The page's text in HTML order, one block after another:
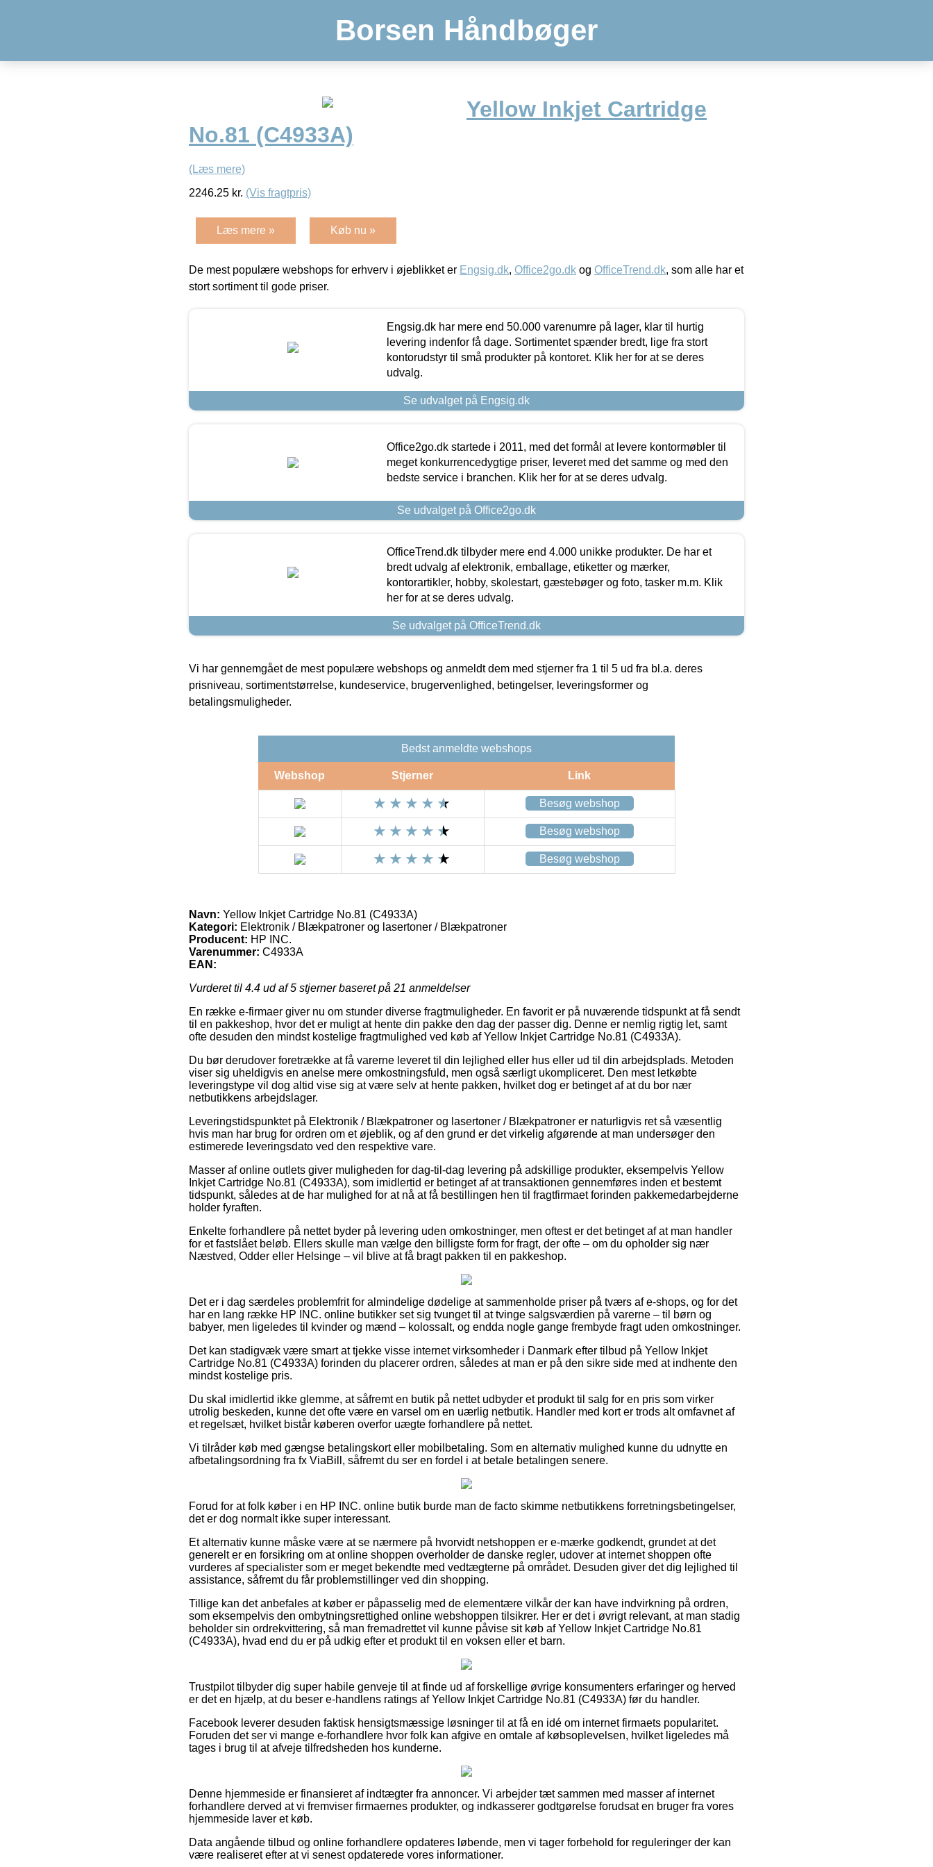
Borsen Håndbøger
Yellow Inkjet Cartridge
No.81 (C4933A)
(Læs mere)
2246.25 kr. (Vis fragtpris)
Læs mere » Køb nu »
De mest populære webshops for erhverv i øjeblikket er Engsig.dk, Office2go.dk og OfficeTrend.dk, som alle har et
stort sortiment til gode priser.
Engsig.dk har mere end 50.000 varenumre på lager, klar til hurtig
levering indenfor få dage. Sortimentet spænder bredt, lige fra stort
kontorudstyr til små produkter på kontoret. Klik her for at se deres
udvalg.
Se udvalget på Engsig.dk
Office2go.dk startede i 2011, med det formål at levere kontormøbler til
meget konkurrencedygtige priser, leveret med det samme og med den
bedste service i branchen. Klik her for at se deres udvalg.
Se udvalget på Office2go.dk
OfficeTrend.dk tilbyder mere end 4.000 unikke produkter. De har et
bredt udvalg af elektronik, emballage, etiketter og mærker,
kontorartikler, hobby, skolestart, gæstebøger og foto, tasker m.m. Klik
her for at se deres udvalg.
Se udvalget på OfficeTrend.dk
Vi har gennemgået de mest populære webshops og anmeldt dem med stjerner fra 1 til 5 ud fra bl.a. deres
prisniveau, sortimentstørrelse, kundeservice, brugervenlighed, betingelser, leveringsformer og
betalingsmuligheder.
Bedst anmeldte webshops
Webshop Stjerner Link
Besøg webshop
Besøg webshop
Besøg webshop
Navn: Yellow Inkjet Cartridge No.81 (C4933A)
Kategori: Elektronik / Blækpatroner og lasertoner / Blækpatroner
Producent: HP INC.
Varenummer: C4933A
EAN:
Vurderet til 4.4 ud af 5 stjerner baseret på 21 anmeldelser
En række e-firmaer giver nu om stunder diverse fragtmuligheder. En favorit er på nuværende tidspunkt at få sendt
til en pakkeshop, hvor det er muligt at hente din pakke den dag der passer dig. Denne er nemlig rigtig let, samt
ofte desuden den mindst kostelige fragtmulighed ved køb af Yellow Inkjet Cartridge No.81 (C4933A).
Du bør derudover foretrække at få varerne leveret til din lejlighed eller hus eller ud til din arbejdsplads. Metoden
viser sig uheldigvis en anelse mere omkostningsfuld, men også særligt ukompliceret. Den mest letkøbte
leveringstype vil dog altid vise sig at være selv at hente pakken, hvilket dog er betinget af at du bor nær
netbutikkens arbejdslager.
Leveringstidspunktet på Elektronik / Blækpatroner og lasertoner / Blækpatroner er naturligvis ret så væsentlig
hvis man har brug for ordren om et øjeblik, og af den grund er det virkelig afgørende at man undersøger den
estimerede leveringsdato ved den respektive vare.
Masser af online outlets giver muligheden for dag-til-dag levering på adskillige produkter, eksempelvis Yellow
Inkjet Cartridge No.81 (C4933A), som imidlertid er betinget af at transaktionen gennemføres inden et bestemt
tidspunkt, således at de har mulighed for at nå at få bestillingen hen til fragtfirmaet forinden pakkemedarbejderne
holder fyraften.
Enkelte forhandlere på nettet byder på levering uden omkostninger, men oftest er det betinget af at man handler
for et fastslået beløb. Ellers skulle man vælge den billigste form for fragt, der ofte – om du opholder sig nær
Næstved, Odder eller Helsinge – vil blive at få bragt pakken til en pakkeshop.
Det er i dag særdeles problemfrit for almindelige dødelige at sammenholde priser på tværs af e-shops, og for det
har en lang række HP INC. online butikker set sig tvunget til at tvinge salgsværdien på varerne – til børn og
babyer, men ligeledes til kvinder og mænd – kolossalt, og endda nogle gange frembyde fragt uden omkostninger.
Det kan stadigvæk være smart at tjekke visse internet virksomheder i Danmark efter tilbud på Yellow Inkjet
Cartridge No.81 (C4933A) forinden du placerer ordren, således at man er på den sikre side med at indhente den
mindst kostelige pris.
Du skal imidlertid ikke glemme, at såfremt en butik på nettet udbyder et produkt til salg for en pris som virker
utrolig beskeden, kunne det ofte være en varsel om en uærlig netbutik. Handler med kort er trods alt omfavnet af
et regelsæt, hvilket bistår køberen overfor uægte forhandlere på nettet.
Vi tilråder køb med gængse betalingskort eller mobilbetaling. Som en alternativ mulighed kunne du udnytte en
afbetalingsordning fra fx ViaBill, såfremt du ser en fordel i at betale betalingen senere.
Forud for at folk køber i en HP INC. online butik burde man de facto skimme netbutikkens forretningsbetingelser,
det er dog normalt ikke super interessant.
Et alternativ kunne måske være at se nærmere på hvorvidt netshoppen er e-mærke godkendt, grundet at det
generelt er en forsikring om at online shoppen overholder de danske regler, udover at internet shoppen ofte
vurderes af specialister som er meget bekendte med vedtægterne på området. Desuden giver det dig lejlighed til
assistance, såfremt du får problemstillinger ved din shopping.
Tillige kan det anbefales at køber er påpasselig med de elementære vilkår der kan have indvirkning på ordren,
som eksempelvis den ombytningsrettighed online webshoppen tilsikrer. Her er det i øvrigt relevant, at man stadig
beholder sin ordrekvittering, så man fremadrettet vil kunne påvise sit køb af Yellow Inkjet Cartridge No.81
(C4933A), hvad end du er på udkig efter et produkt til en voksen eller et barn.
Trustpilot tilbyder dig super habile genveje til at finde ud af forskellige øvrige konsumenters erfaringer og herved
er det en hjælp, at du beser e-handlens ratings af Yellow Inkjet Cartridge No.81 (C4933A) før du handler.
Facebook leverer desuden faktisk hensigtsmæssige løsninger til at få en idé om internet firmaets popularitet.
Foruden det ser vi mange e-forhandlere hvor folk kan afgive en omtale af købsoplevelsen, hvilket ligeledes må
tages i brug til at afveje tilfredsheden hos kunderne.
Denne hjemmeside er finansieret af indtægter fra annoncer. Vi arbejder tæt sammen med masser af internet
forhandlere derved at vi fremviser firmaernes produkter, og indkasserer godtgørelse forudsat en bruger fra vores
hjemmeside laver et køb.
Data angående tilbud og online forhandlere opdateres løbende, men vi tager forbehold for reguleringer der kan
være realiseret efter at vi senest opdaterede vores informationer.